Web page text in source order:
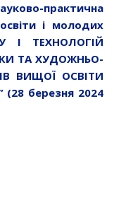
практична
і молодих
І ТЕХНОЛОГІЙ
ТА ХУДОЖНЬО-
ВИЩОЇ ОСВІТИ
березня 2024